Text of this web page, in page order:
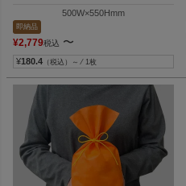
500W×550Hmm
即納品
¥2,779税込 〜
¥180.4 （税込）～ ⁄ 1枚